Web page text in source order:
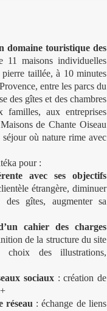
domaine touristique des
11 maisons individuelles
pierre taillée, à 10 minutes
entre les parcs du
des gîtes et des chambres
familles, aux entreprises
de Chante Oiseau
où nature rime avec
pour :
avec ses objectifs
étrangère, diminuer
gîtes, augmenter sa
cahier des charges
de la structure du site
choix des illustrations,
sociaux : création de
réseau: échange de liens